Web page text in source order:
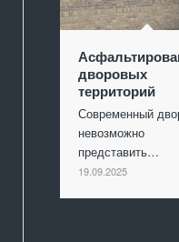
дворовых
территорий
Современный
невозможно
представить…
19.09.2025